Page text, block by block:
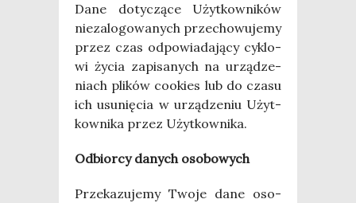
Dane doty­czą­ce Użyt­kow­ni­ków
nie­za­lo­go­wa­nych prze­cho­wu­je­my
przez czas odpo­wia­da­ją­cy cyklo­
wi życia zapi­sa­nych na urzą­dze­
niach pli­ków cookies lub do cza­su
ich usu­nię­cia w urzą­dze­niu Użyt­
kow­ni­ka przez Użytkownika.
Odbior­cy danych osobowych
Prze­ka­zu­je­my Two­je dane oso­